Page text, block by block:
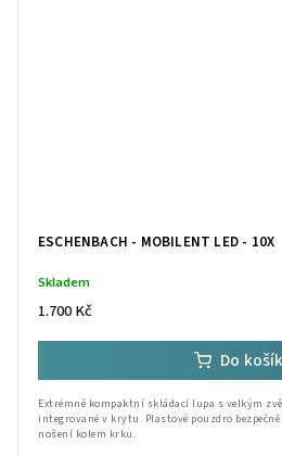
ESCHENBACH - MOBILENT LED - 10X
Skladem
1.700 Kč
Do
Extrémně kompaktní skládací lupa s velkým
integrované v krytu. Plastové pouzdro